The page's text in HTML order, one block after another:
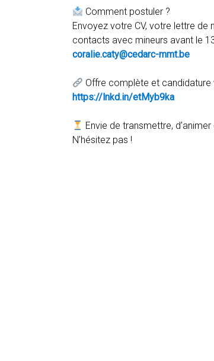
Comment postuler ?
Envoyez votre CV, votre lettre
contacts avec mineurs avant le
coralie.caty@cedarc-mmt.be
Offre complète et candidature
https://lnkd.in/etMyb9ka
Envie de transmettre,
N’hésitez pas !